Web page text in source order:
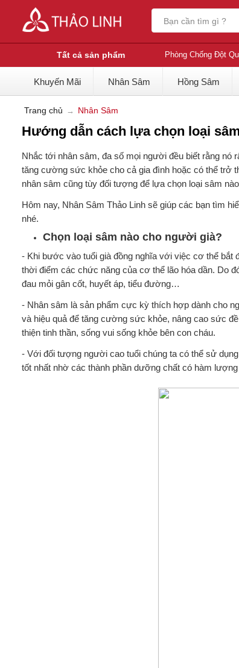
Tất cả sản phẩm Phòng Chống Đột
Khuyến Mãi Nhân Sâm Hồng Sâm
Trang chủ Nhân Sâm
Hướng dẫn cách lựa chọn loại
Nhắc tới nhân sâm, đa số mọi người đều biết rằng
tăng cường sức khỏe cho cả gia đình hoặc có thể trở
nhân sâm cũng tùy đối tượng để lựa chọn loại sâm
Hôm nay, Nhân Sâm Thảo Linh sẽ giúp các bạn tìm
nhé.
Chọn loại sâm nào cho người già?
- Khi bước vào tuổi già đồng nghĩa với việc cơ thể bắt
thời điểm các chức năng của cơ thể lão hóa dần. Do
đau mỏi gân cốt, huyết áp, tiểu đường…
- Nhân sâm là sản phẩm cực kỳ thích hợp dành cho
và hiệu quả để tăng cường sức khỏe, nâng cao sức
thiện tinh thần, sống vui sống khỏe bên con cháu.
- Với đối tượng người cao tuổi chúng ta có thể sử
tốt nhất nhờ các thành phần dưỡng chất có hàm